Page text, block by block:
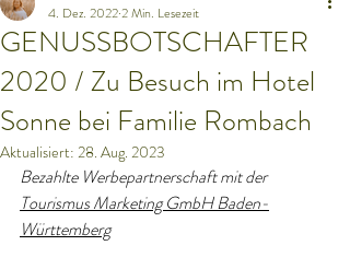
GENUSSBOTSCHAFTER
2020 / Zu Besuch im Hotel
Sonne bei Familie Rombach
4. Dez. 20222 Min. Lesezeit
Aktualisiert: 28. Aug. 2023
Bezahlte Werbepartnerschaft mit der
Tourismus Marketing GmbH Baden-
Württemberg